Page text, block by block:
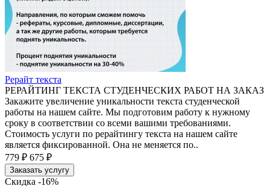
Рерайт текста
РЕРАЙТИНГ ТЕКСТА СТУДЕНЧЕСКИХ РАБОТ НА ЗАКАЗ
Закажите увеличение уникальности текста студенческой
работы на нашем сайте. Мы подготовим работу к нужному
сроку в соответствии со всеми вашими требованиями.
Стоимость услуги по рерайтингу текста на нашем сайте
является фиксированной. Она не меняется по..
779 ₽ 675 ₽
Заказать услугу
Скидка -16%